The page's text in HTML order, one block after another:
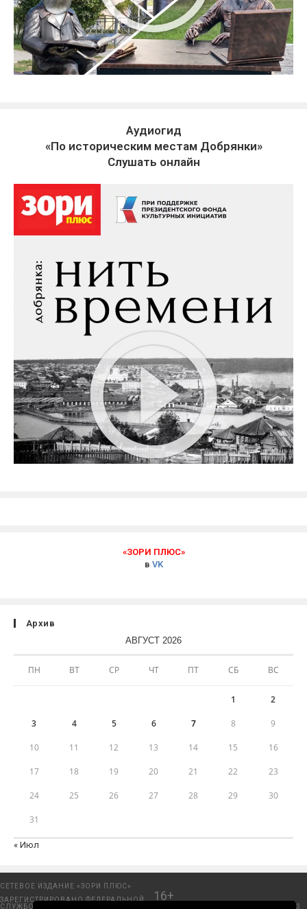
Аудиогид
«По историческим местам Добрянки»
Слушать онлайн
«ЗОРИ ПЛЮС»
в VK
Архив
АВГУСТ 2026
ПН ВТ СР ЧТ ПТ СБ ВС
1 2
3 4 5 6 7 8 9
10 11 12 13 14 15 16
17 18 19 20 21 22 23
24 25 26 27 28 29 30
31
« Июл
СЕТЕВОЕ ИЗДАНИЕ «ЗОРИ ПЛЮС»
ЗАРЕГИСТРИРОВАНО ФЕДЕРАЛЬНОЙ
СЛУЖБОЙ ПО НАДЗОРУ В СФЕРЕ
16+
Добрянский городской портал. © 2006 - 2023